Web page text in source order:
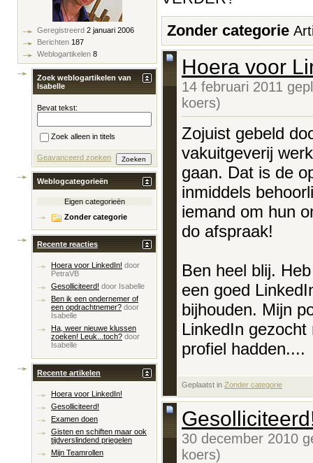
Zonder categorie
Hoera voor
14 februari 2011
koers)
Zojuist gebeld
vakuitgeverij
gaan. Dat is de
inmiddels
iemand om hun
do afspraak!
Ben heel blij.
een goed
bijhouden. Mijn
LinkedIn
profiel hadden....
Geplaatst in Zonder categorie
30 december 2010
koers)
Geregistreerd 2 januari 2006
Berichten 187
Weblogartikelen 8
Zoek weblogartikelen van
Isabelle
Bevat tekst:
Zoek alleen in titels
Geavanceerd zoeken
Weblogcategorieën
Eigen categorieën
Zonder categorie
Recente reacties
Hoera voor LinkedIn! door
PetraVB
Gesolliciteerd! door Isabelle
Ben ik een ondernemer of
een opdrachtnemer? door
Isabelle
Ha, weer nieuwe klussen
zoeken! Leuk...toch? door
Isabelle
Recente artikelen
Hoera voor LinkedIn!
Gesolliciteerd!
Examen doen
Gisten en schiften maar ook
tijdverslindend priegelen
Mijn Teamrollen